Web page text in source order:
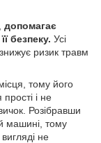
допомагає
безпеку. Усі
ризик травм
тому його
і не
Розібравши
машині, тому
не